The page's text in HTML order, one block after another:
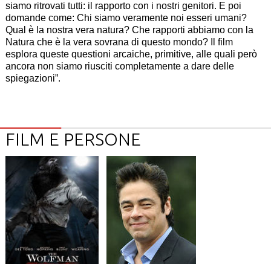
siamo ritrovati tutti: il rapporto con i nostri genitori. E poi
domande come: Chi siamo veramente noi esseri umani?
Qual è la nostra vera natura? Che rapporti abbiamo con la
Natura che è la vera sovrana di questo mondo? Il film
esplora queste questioni arcaiche, primitive, alle quali però
ancora non siamo riusciti completamente a dare delle
spiegazioni”.
FILM E PERSONE